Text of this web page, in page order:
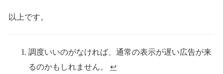
以上です。
調度いいのがなければ、通常の表示が遅い広告が来
るのかもしれません。 ↩